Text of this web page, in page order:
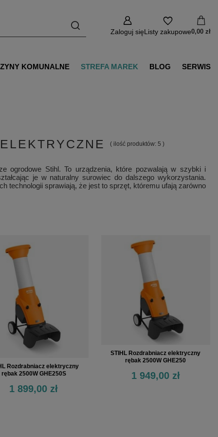
Zaloguj sięListy zakupowe0,00 zł
KOMUNALNE STREFA MAREK BLOG SERWIS
( ilość produktów: 5 )
ogrodowe Stihl. To urządzenia, które pozwalają w szybki i
je w naturalny surowiec do dalszego wykorzystania.
technologii sprawiają, że jest to sprzęt, któremu ufają zarówno
Rozdrabniacz elektryczny
rębak 2500W GHE250S
1 899,00 zł
STIHL Rozdrabniacz elektryczny
rębak 2500W GHE250
1 949,00 zł